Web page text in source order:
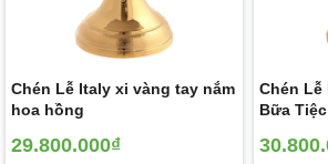
Chén Lễ Italy xi vàng tay nắm
hoa hồng
29.800.000₫
Chén Lễ
Bữa